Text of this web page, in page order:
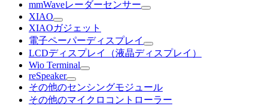
mmWaveレーダーセンサー
XIAO
XIAOガジェット
電子ペーパーディスプレイ
LCDディスプレイ（液晶ディスプレイ）
Wio Terminal
reSpeaker
その他のセンシングモジュール
その他のマイクロコントローラー